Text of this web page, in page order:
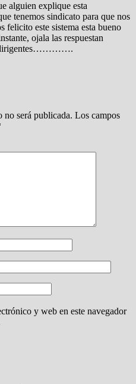
alguien explique esta
tenemos sindicato para que nos
felicito este sistema esta bueno
ojala las respuestan
dirigentes………….
no será publicada. Los campos
y web en este navegador